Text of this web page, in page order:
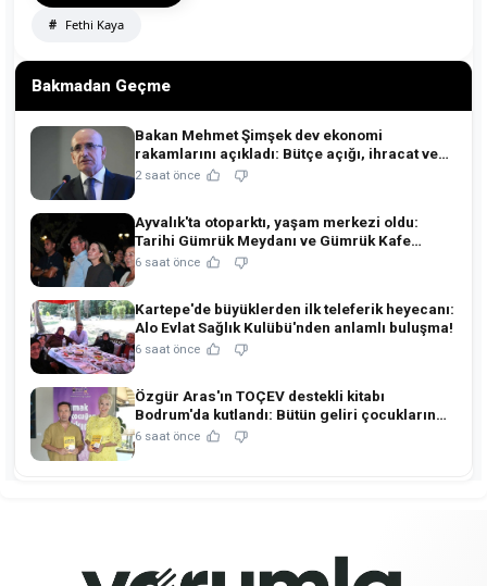
Fethi Kaya
Bakmadan Geçme
Bakan Mehmet Şimşek dev ekonomi
rakamlarını açıkladı: Bütçe açığı, ihracat ve
rezervlerde kritik tablo!
2 saat önce
Ayvalık'ta otoparktı, yaşam merkezi oldu:
Tarihi Gümrük Meydanı ve Gümrük Kafe
açıldı!
6 saat önce
Kartepe'de büyüklerden ilk teleferik heyecanı:
Alo Evlat Sağlık Kulübü'nden anlamlı buluşma!
6 saat önce
Özgür Aras'ın TOÇEV destekli kitabı
Bodrum'da kutlandı: Bütün geliri çocukların
eğitimine!
6 saat önce